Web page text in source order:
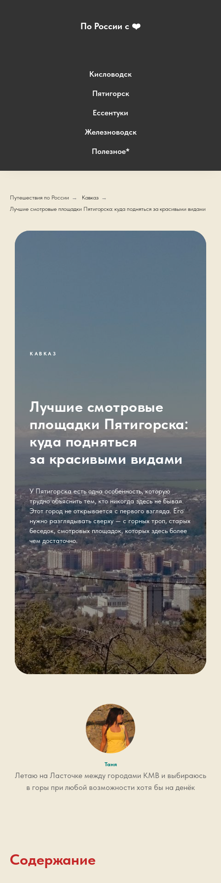
По России с ❤️
Кисловодск
Пятигорск
Ессентуки
Железноводск
Полезное*
Путешествия по России → Кавказ →
Лучшие смотровые площадки Пятигорска: куда подняться за красивыми видами
КАВКАЗ
Лучшие смотровые
площадки Пятигорска:
куда подняться
за красивыми видами
У Пятигорска есть одна особенность, которую
трудно объяснить тем, кто никогда здесь не бывал.
Этот город не открывается с первого взгляда. Его
нужно разглядывать сверху — с горных троп, старых
беседок, смотровых площадок, которых здесь более
чем достаточно.
Таня
Летаю на Ласточке между городами КМВ и выбираюсь
в горы при любой возможности хотя бы на денёк
Содержание